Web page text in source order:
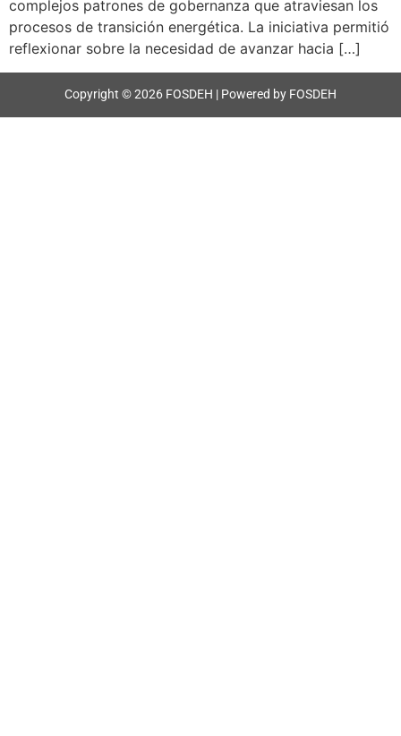
complejos patrones de gobernanza que atraviesan los
procesos de transición energética. La iniciativa permitió
reflexionar sobre la necesidad de avanzar hacia […]
Copyright © 2026 FOSDEH | Powered by FOSDEH